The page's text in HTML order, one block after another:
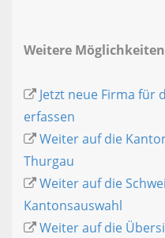
Weitere
Jetzt neue Firma für
erfassen
Weiter auf die
Thurgau
Weiter auf die
Kantonsauswahl
Weiter auf die